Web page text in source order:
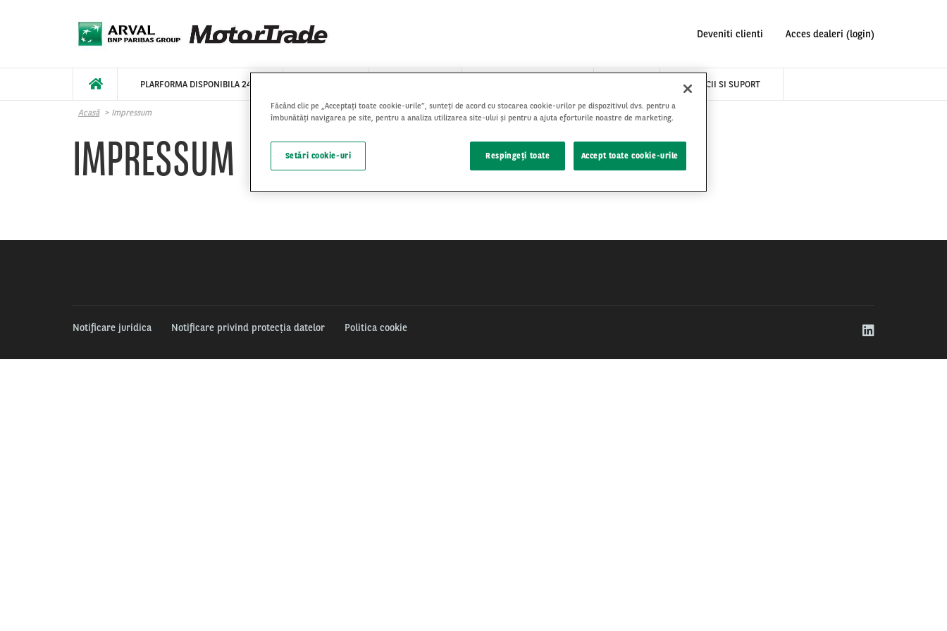
Deveniti clienti Acces dealeri (login)
PLARFORMA DISPONIBILA 24/7 SERVICII SI SUPORT
Acasă Impressum
IMPRESSUM
Notificare juridica Notificare privind protecția datelor Politica cookie
Făcând clic pe „Acceptați toate cookie-urile”, sunteți de acord cu stocarea cookie-urilor pe dispozitivul dvs. pentru a
îmbunătăți navigarea pe site, pentru a analiza utilizarea site-ului și pentru a ajuta eforturile noastre de marketing.
Setări cookie-uri Respingeți toate Accept toate cookie-urile